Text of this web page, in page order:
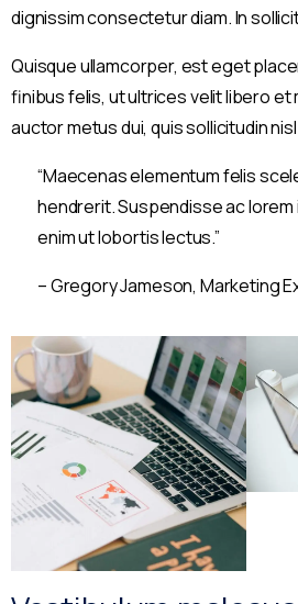
dignissim consectetur diam. In
Quisque ullamcorper, est eget
finibus felis, ut ultrices velit libero et
auctor metus dui, quis sollicitudin
“Maecenas elementum felis
hendrerit. Suspendisse ac lorem
enim ut lobortis lectus.”
– Gregory Jameson, Marketing
Welcome to Academic Year 2026
Enquiry form for